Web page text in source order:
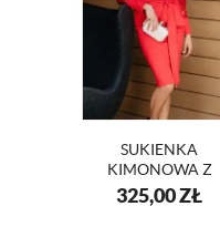
SUKIENKA
KIMONOWA Z
KORONKOWYMI
RĘKAWAMI
325,00ZŁ